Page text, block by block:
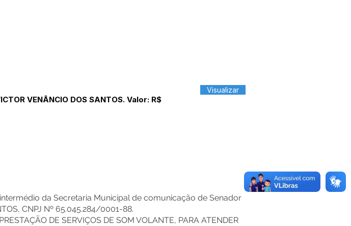
VENÂNCIO DOS SANTOS. Valor: R$
Visualizar
da Secretaria Municipal de comunicação de Senador
CNPJ Nº 65.045.284/0001-88.
DE SERVIÇOS DE SOM VOLANTE, PARA ATENDER